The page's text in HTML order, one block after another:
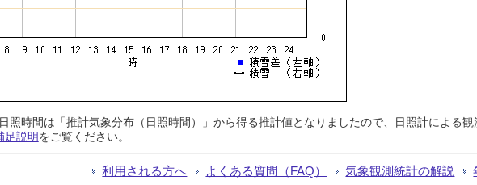
照時間は「推計気象分布（日照時間）」から得る推計値となりましたので、日照計による観
足説明をご覧ください。
利用される方へ よくある質問（FAQ） 気象観測統計の解説